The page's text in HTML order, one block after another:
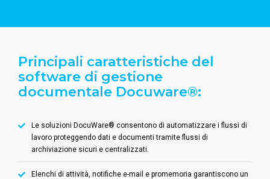
Principali caratteristiche del
software di gestione
documentale Docuware®:
Le soluzioni DocuWare® consentono di automatizzare i flussi di
lavoro proteggendo dati e documenti tramite flussi di
archiviazione sicuri e centralizzati.
Elenchi di attività, notifiche e-mail e promemoria garantiscono un